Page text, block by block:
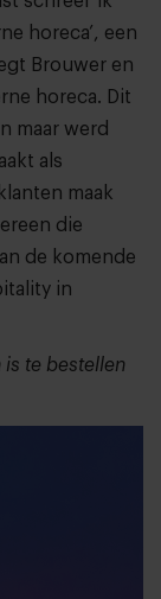
horeca’, een
Brouwer en
horeca. Dit
maar werd
als
maak
die
de komende
in
is te bestellen